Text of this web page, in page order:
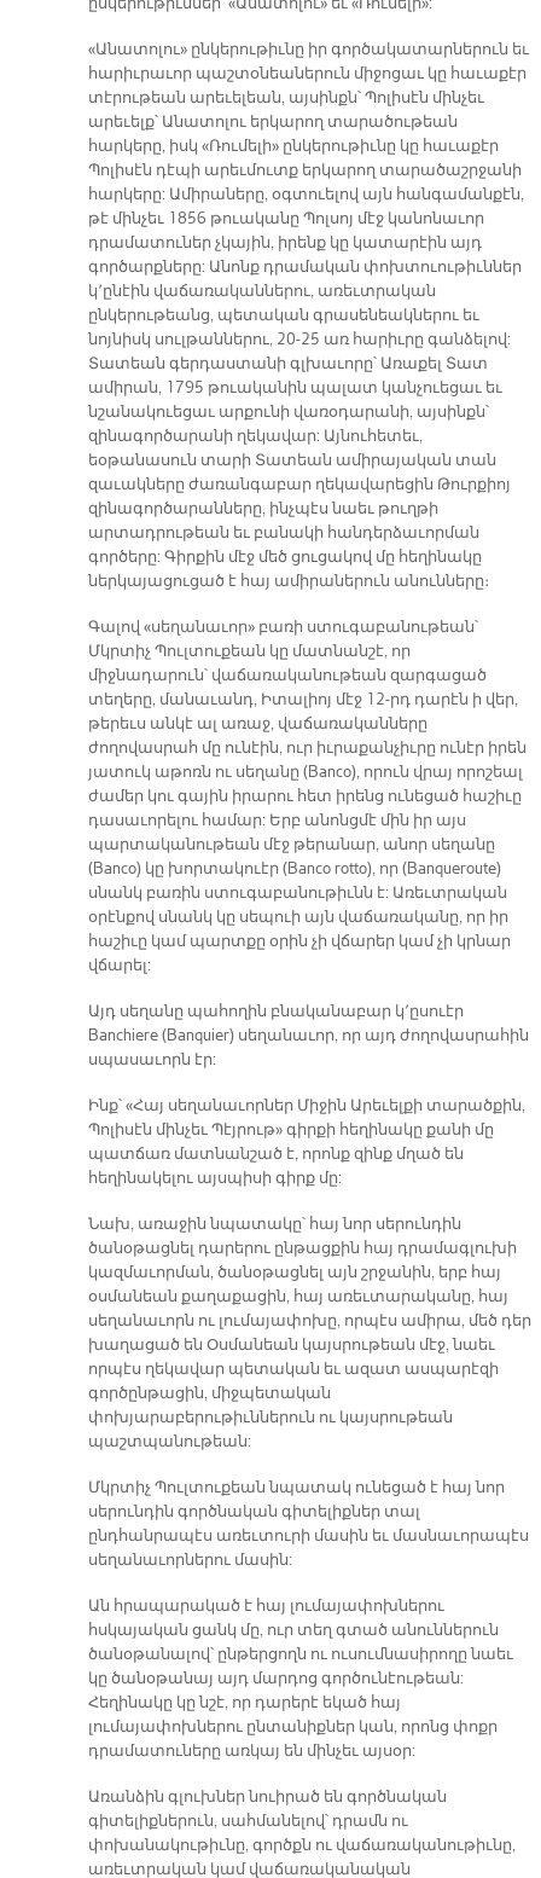
«Անատոլու» ընկերութիւնը իր գործակատարներուն եւ
հարիւրաւոր պաշտօնեաներուն միջոցաւ կը հաւաքէր
տէրութեան արեւելեան, այսինքն՝ Պոլիսէն մինչեւ
արեւելք՝ Անատոլու երկարող տարածութեան
հարկերը, իսկ «Ռումելի» ընկերութիւնը կը հաւաքէր
Պոլիսէն դէպի արեւմուտք երկարող տարածաշրջանի
հարկերը: Ամիրաները, օգտուելով այն հանգամանքէն,
թէ մինչեւ 1856 թուականը Պոլսոյ մէջ կանոնաւոր
դրամատուներ չկային, իրենք կը կատարէին այդ
գործարքները: Անոնք դրամական փոխտուութիւններ
կ՚ընէին վաճառականներու, առեւտրական
ընկերութեանց, պետական գրասենեակներու եւ
նոյնիսկ սուլթաններու, 20-25 առ հարիւրը գանձելով:
Տատեան գերդաստանի գլխաւորը՝ Առաքել Տատ
ամիրան, 1795 թուականին պալատ կանչուեցաւ եւ
նշանակուեցաւ արքունի վառօդարանի, այսինքն՝
զինագործարանի ղեկավար: Այնուհետեւ,
եօթանասուն տարի Տատեան ամիրայական տան
զաւակները ժառանգաբար ղեկավարեցին Թուրքիոյ
զինագործարանները, ինչպէս նաեւ թուղթի
արտադրութեան եւ բանակի հանդերձաւորման
գործերը: Գիրքին մէջ մեծ ցուցակով մը հեղինակը
ներկայացուցած է հայ ամիրաներուն անունները։
Գալով «սեղանաւոր» բառի ստուգաբանութեան՝
Մկրտիչ Պուլտուքեան կը մատնանշէ, որ
միջնադարուն՝ վաճառականութեան զարգացած
տեղերը, մանաւանդ, Իտալիոյ մէջ 12-րդ դարէն ի վեր,
թերեւս անկէ ալ առաջ, վաճառականները
ժողովասրահ մը ունէին, ուր իւրաքանչիւրը ունէր իրեն
յատուկ աթոռն ու սեղանը (Ban­co), որուն վրայ որոշեալ
ժամեր կու գային իրարու հետ իրենց ունեցած հաշիւը
դասաւորելու համար: Երբ անոնցմէ մին իր այս
պարտականութեան մէջ թերանար, անոր սեղանը
(Banco) կը խորտակուէր (Banco rotto), որ (Banqueroute)
սնանկ բառին ստուգաբանութիւնն է: Առեւտրական
օրէնքով սնանկ կը սեպուի այն վաճառականը, որ իր
հաշիւը կամ պարտքը օրին չի վճարեր կամ չի կրնար
վճարել:
Այդ սեղանը պահողին բնականաբար կ՚ըսուէր
Banchiere (Banquier) սեղանաւոր, որ այդ ժողովասրահին
սպասաւորն էր:
Ինք՝ «Հայ սեղանաւորներ Միջին Արեւելքի տարածքին,
Պոլիսէն մինչեւ Պէյրութ» գիրքի հեղինակը քանի մը
պատճառ մատնանշած է, որոնք զինք մղած են
հեղինակելու այսպիսի գիրք մը:
Նախ, առաջին նպատակը՝ հայ նոր սերունդին
ծանօթացնել դարերու ընթացքին հայ դրամագլուխի
կազմաւորման, ծանօթացնել այն շրջանին, երբ հայ
օսմանեան քաղաքացին, հայ առեւտարականը, հայ
սեղանաւորն ու լումայափոխը, որպէս ամիրա, մեծ դեր
խաղացած են Օսմանեան կայսրութեան մէջ, նաեւ
որպէս ղեկավար պետական եւ ազատ ասպարէզի
գործընթացին, միջպետական
փոխյարաբերութիւններուն ու կայսրութեան
պաշտպանութեան:
Մկրտիչ Պուլտուքեան նպատակ ունեցած է հայ նոր
սերունդին գործնական գիտելիքներ տալ
ընդհանրապէս առեւտուրի մասին եւ մասնաւորապէս
սեղանաւորներու մասին:
Ան հրապարակած է հայ լումայափոխներու
հսկայական ցանկ մը, ուր տեղ գտած անուններուն
ծանօթանալով՝ ընթերցողն ու ուսումնասիրողը նաեւ
կը ծանօթանայ այդ մարդոց գործունէութեան:
Հեղինակը կը նշէ, որ դարերէ եկած հայ
լումայափոխներու ընտանիքներ կան, որոնց փոքր
դրամատուները առկայ են մինչեւ այսօր:
Առանձին գլուխներ նուիրած են գործնական
գիտելիքներուն, սահմանելով՝ դրամն ու
փոխանակութիւնը, գործքն ու վաճառականութիւնը,
առեւտրական կամ վաճառականական